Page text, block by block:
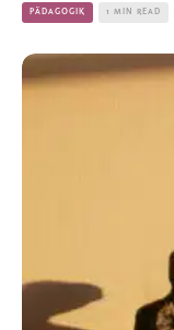
PÄDAGOGIK 1 MIN READ